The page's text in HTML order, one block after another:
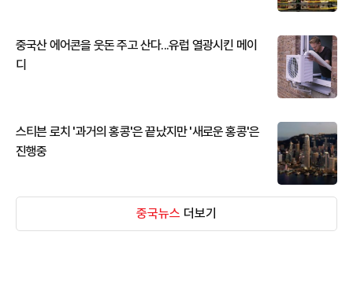
중국산 에어콘을 웃돈 주고 산다...유럽 열광시킨 메이
디
스티븐 로치 '과거의 홍콩'은 끝났지만 '새로운 홍콩'은
진행중
중국뉴스 더보기